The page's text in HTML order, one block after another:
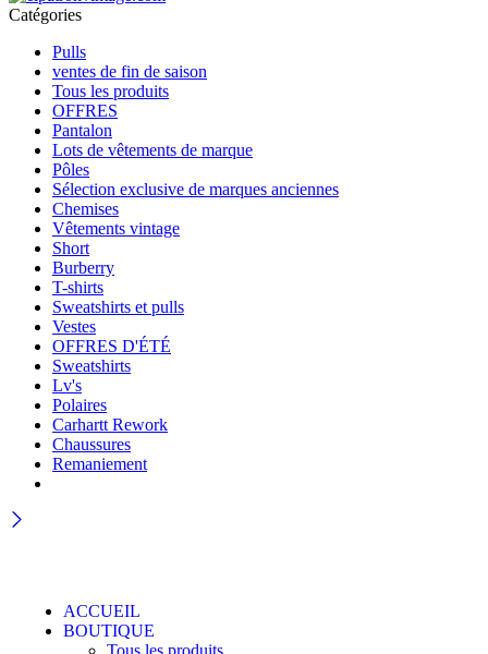
Catégories
Pulls
ventes de fin de saison
Tous les produits
OFFRES
Pantalon
Lots de vêtements de marque
Pôles
Sélection exclusive de marques anciennes
Chemises
Vêtements vintage
Short
Burberry
T-shirts
Sweatshirts et pulls
Vestes
OFFRES D'ÉTÉ
Sweatshirts
Lv's
Polaires
Carhartt Rework
Chaussures
Remaniement
ACCUEIL
BOUTIQUE
Tous les produits